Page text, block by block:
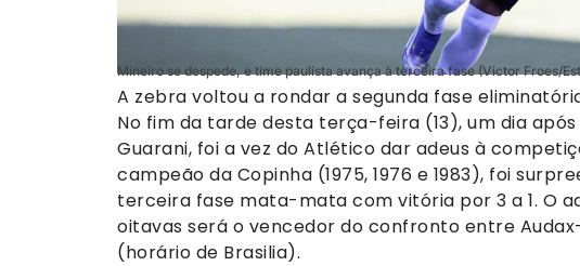
Mineiro se despede, e time paulista avança à terceira fase (Victor Froes/
A zebra voltou a rondar a segunda fase
No fim da tarde desta terça-feira (13), um dia
Guarani, foi a vez do Atlético dar adeus à
campeão da Copinha (1975, 1976 e 1983), foi
terceira fase mata-mata com vitória por 3 a 1. O
oitavas será o vencedor do confronto entre
(horário de Brasilia).